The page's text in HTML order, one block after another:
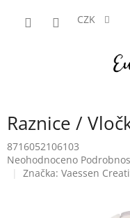
CZK
Raznice /
8716052106103
Průměrné
hodnocení
Neohodnoceno
Značka: Vaessen